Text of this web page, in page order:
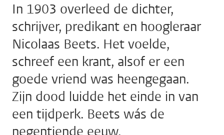
In 1903 overleed de dichter,
schrijver, predikant en hoogleraar
Nicolaas Beets. Het voelde,
schreef een krant, alsof er een
goede vriend was heengegaan.
Zijn dood luidde het einde in van
een tijdperk. Beets wás de